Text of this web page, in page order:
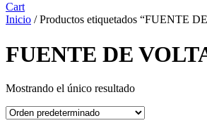
Cart
Inicio / Productos etiquetados “FUENTE
FUENTE DE
Mostrando el único resultado